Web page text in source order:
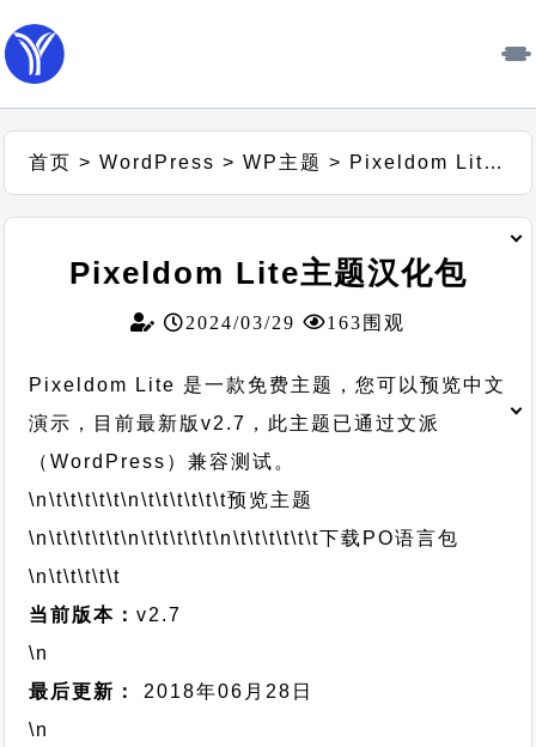
首页 >WordPress >WP主题 > Pixeldom Lite主题汉化包
Pixeldom Lite主题汉化包
2024/03/29 163围观
Pixeldom Lite 是一款免费主题，您可以预览中文
演示，目前最新版v2.7，此主题已通过文派
（WordPress）兼容测试。
\n\t\t\t\t\t\n\t\t\t\t\t\t预览主题
\n\t\t\t\t\t\n\t\t\t\t\t\n\t\t\t\t\t\t下载PO语言包
\n\t\t\t\t\t
当前版本：v2.7
\n
最后更新：
2018年06月28日
\n